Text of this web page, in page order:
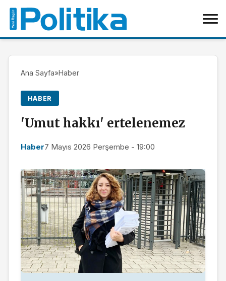
Ana Sayfa»Haber
HABER
'Umut hakkı' ertelenemez
Haber7 Mayıs 2026 Perşembe - 19:00